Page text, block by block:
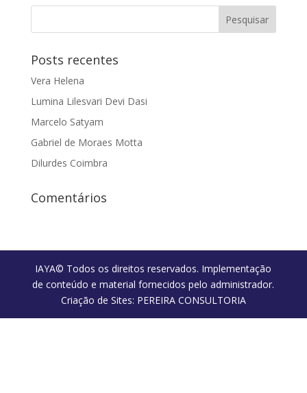
Posts recentes
Vera Helena
Lumina Lilesvari Devi Dasi
Marcelo Satyam
Gabriel de Moraes Motta
Dilurdes Coimbra
Comentários
IAYA© Todos os direitos reservados. Implementação
de conteúdo e material fornecidos pelo administrador.
Criação de Sites: PEREIRA CONSULTORIA